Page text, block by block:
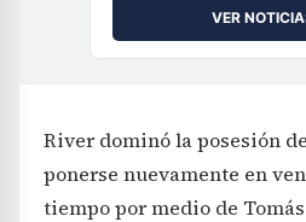
VER
River dominó la posesión
ponerse nuevamente en
tiempo por medio de